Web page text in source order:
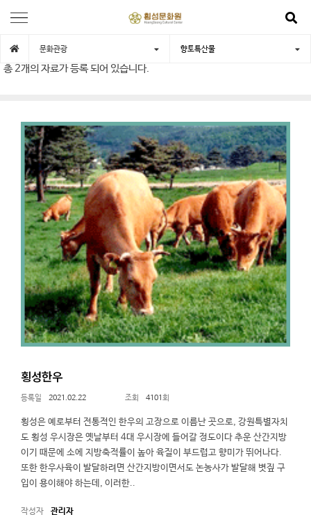
문화관광 향토특산물
총2개의 자료가 등록 되어 있습니다.
횡성한우
2021.02.22 4101
횡성은 예로부터 전통적인 한우의 고장으로 이름난 곳으로, 강원특별자치
도 횡성 우시장은 옛날부터 4대 우시장에 들어갈 정도이다 추운 산간지방
이기 때문에 소에 지방축적률이 높아 육질이 부드럽고 향미가 뛰어나다.
또한 한우사육이 발달하려면 산간지방이면서도 논농사가 발달해 볏짚 구
입이 용이해야 하는데, 이러한..
관리자